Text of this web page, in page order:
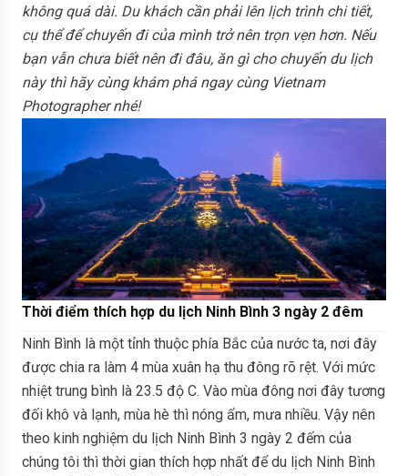
không quá dài. Du khách cần phải lên lịch trình chi tiết,
cụ thể để chuyến đi của mình trở nên trọn vẹn hơn. Nếu
bạn vẫn chưa biết nên đi đâu, ăn gì cho chuyến du lịch
này thì hãy cùng khám phá ngay cùng Vietnam
Photographer nhé!
Thời điểm thích hợp du lịch Ninh Bình 3 ngày 2 đêm
Ninh Bình là một tỉnh thuộc phía Bắc của nước ta, nơi đây
được chia ra làm 4 mùa xuân hạ thu đông rõ rệt. Với mức
nhiệt trung bình là 23.5 độ C. Vào mùa đông nơi đây tương
đối khô và lạnh, mùa hè thì nóng ẩm, mưa nhiều. Vậy nên
theo kinh nghiệm du lịch Ninh Bình 3 ngày 2 đếm của
chúng tôi thì thời gian thích hợp nhất để du lịch Ninh Bình